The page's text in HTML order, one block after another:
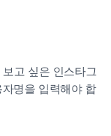
고 싶은 인스타그
명을 입력해야 합